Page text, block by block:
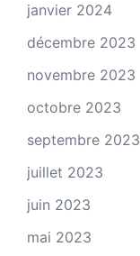
janvier 2024
décembre 2023
novembre 2023
octobre 2023
septembre 2023
juillet 2023
juin 2023
mai 2023